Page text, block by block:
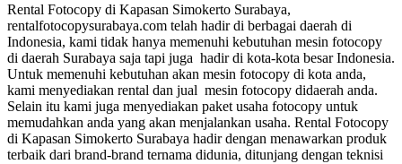
Rental Fotocopy di Kapasan Simokerto Surabaya,
rentalfotocopysurabaya.com telah hadir di berbagai daerah di
Indonesia, kami tidak hanya memenuhi kebutuhan mesin fotocopy
di daerah Surabaya saja tapi juga hadir di kota-kota besar Indonesia.
Untuk memenuhi kebutuhan akan mesin fotocopy di kota anda,
kami menyediakan rental dan jual mesin fotocopy didaerah anda.
Selain itu kami juga menyediakan paket usaha fotocopy untuk
memudahkan anda yang akan menjalankan usaha. Rental Fotocopy
di Kapasan Simokerto Surabaya hadir dengan menawarkan produk
terbaik dari brand-brand ternama didunia, ditunjang dengan teknisi